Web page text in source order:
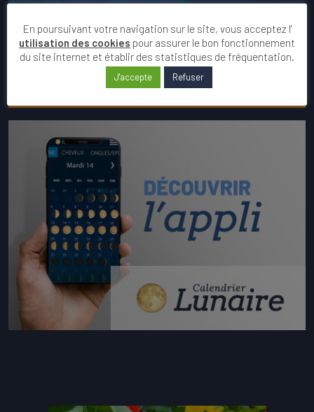
VOIR LE CALENDRIER DU MOIS
En poursuivant votre navigation sur le site, vous acceptez l'
utilisation des cookies pour assurer le bon fonctionnement
du site internet et établir des statistiques de fréquentation.
J'accepte Refuser